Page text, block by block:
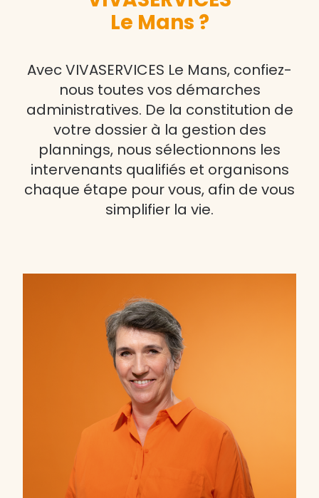
Le Mans ?
Avec VIVASERVICES Le Mans, confiez-
nous toutes vos démarches
administratives. De la constitution de
votre dossier à la gestion des
plannings, nous sélectionnons les
intervenants qualifiés et organisons
chaque étape pour vous, afin de vous
simplifier la vie.